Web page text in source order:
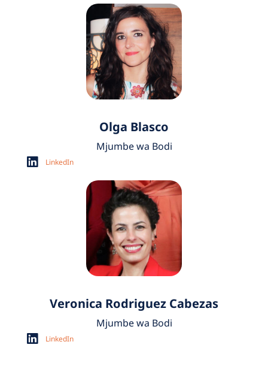
Olga Blasco
Mjumbe wa Bodi
LinkedIn
Veronica Rodriguez Cabezas
Mjumbe wa Bodi
LinkedIn